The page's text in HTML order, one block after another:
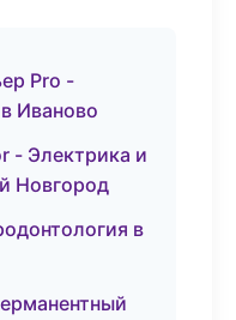
Pro -
Иваново
- Электрика и
Новгород
в